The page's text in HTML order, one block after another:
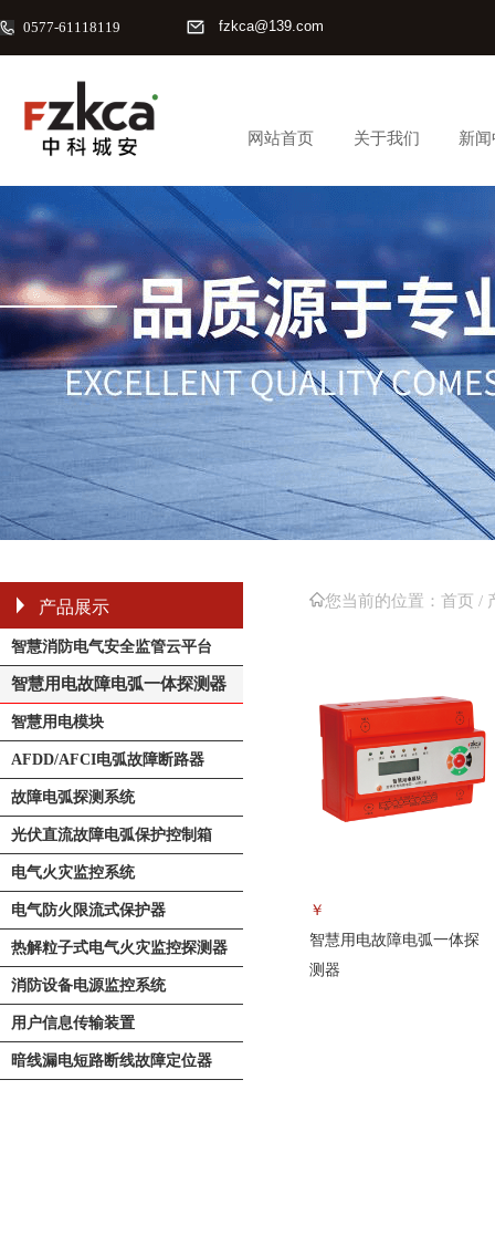
0577-61118119 fzkca@139.com
网站首页 关于我们 新
产品展示
智慧消防电气安全监管云平台
智慧用电故障电弧一体探测器
智慧用电模块
AFDD/AFCI电弧故障断路器
故障电弧探测系统
光伏直流故障电弧保护控制箱
电气火灾监控系统
电气防火限流式保护器
热解粒子式电气火灾监控探测器
消防设备电源监控系统
用户信息传输装置
暗线漏电短路断线故障定位器
您当前的位置： 首页 /
￥
智慧用电故障电弧一体探
测器